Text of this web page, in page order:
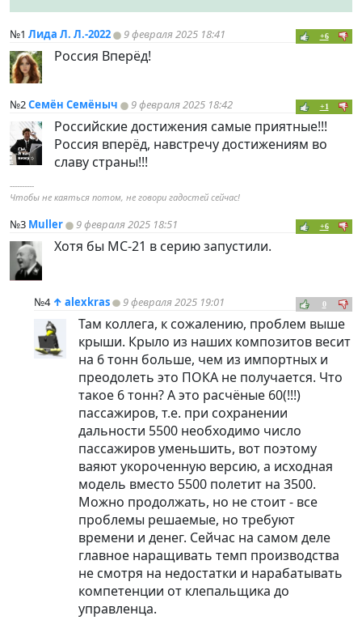
№1 Лида Л. Л.-2022 9 февраля 2025 18:41 +6
Россия Вперёд!
№2Семён Семёныч 9 февраля 2025 18:42 +1
Российские достижения самые приятные!!!
Россия вперёд, навстречу достижениям во
славу страны!!!
----------
Чтобы не каяться потом, не говори гадостей сейчас!
№3 Muller 9 февраля 2025 18:51 +6
Хотя бы МС-21 в серию запустили.
№4 ↑ alexkras 9 февраля 2025 19:01 0
Там коллега, к сожалению, проблем выше
крыши. Крыло из наших композитов весит
на 6 тонн больше, чем из импортных и
преодолеть это ПОКА не получается. Что
такое 6 тонн? А это расчёные 60(!!!)
пассажиров, т.е. при сохранении
дальности 5500 необходимо число
пассажиров уменьшить, вот поэтому
ваяют укороченную версию, а исходная
модель вместо 5500 полетит на 3500.
Можно продолжать, но не стоит - все
проблемы решаемые, но требуют
времени и денег. Сейчас на самом деле
главное наращивать темп производства
не смотря на недостатки и нарабатывать
компетенции от клепальщика до
управленца.